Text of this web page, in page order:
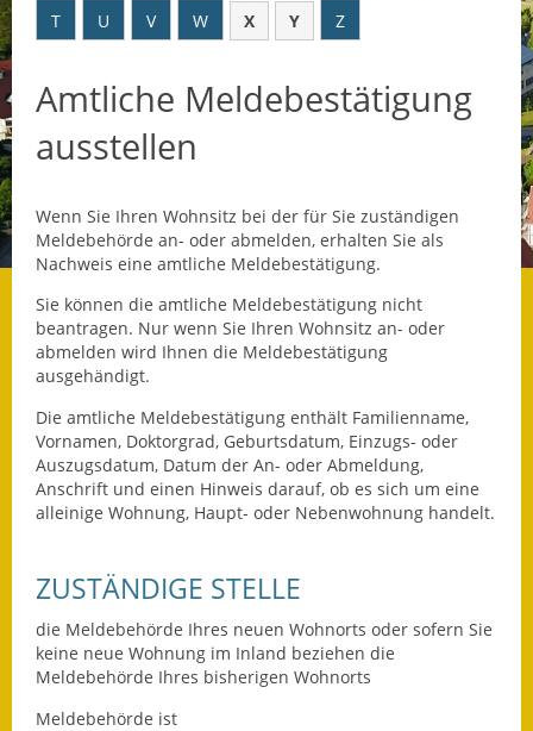
Datenschutz
Datenschutz im
Steueramt
Geschichte und
Gegenwart
Was die Alten noch
wussten!
Informationsbroschüre
Lärmaktionsplan
Infos in Leichter Sprache
Mitteilungsblatt
Nachhaltigkeitsbericht
T
U V W X Y Z
Amtliche Meldebestätigung
ausstellen
Wenn Sie Ihren Wohnsitz bei der für Sie zuständigen
Meldebehörde an- oder abmelden, erhalten Sie als
Nachweis eine amtliche Meldebestätigung.
Sie können die amtliche Meldebestätigung nicht
beantragen. Nur wenn Sie Ihren Wohnsitz an- oder
abmelden wird Ihnen die Meldebestätigung
ausgehändigt.
Die amtliche Meldebestätigung enthält Familienname,
Vornamen, Doktorgrad, Geburtsdatum, Einzugs- oder
Auszugsdatum, Datum der An- oder Abmeldung,
Anschrift und einen Hinweis darauf, ob es sich um eine
alleinige Wohnung, Haupt- oder Nebenwohnung handelt.
ZUSTÄNDIGE STELLE
die Meldebehörde Ihres neuen Wohnorts oder sofern Sie
keine neue Wohnung im Inland beziehen die
Meldebehörde Ihres bisherigen Wohnorts
Meldebehörde ist